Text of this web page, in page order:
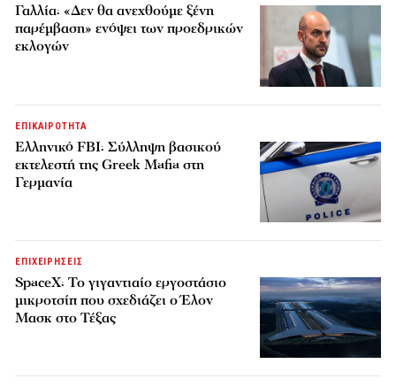
Γαλλία: «Δεν θα ανεχθούμε ξένη
παρέμβαση» ενόψει των προεδρικών
εκλογών
ΕΠΙΚΑΙΡΟΤΗΤΑ
Ελληνικό FBI: Σύλληψη βασικού
εκτελεστή της Greek Mafia στη
Γερμανία
ΕΠΙΧΕΙΡΗΣΕΙΣ
SpaceX: Το γιγαντιαίο εργοστάσιο
μικροτσίπ που σχεδιάζει ο Έλον
Μασκ στο Τέξας